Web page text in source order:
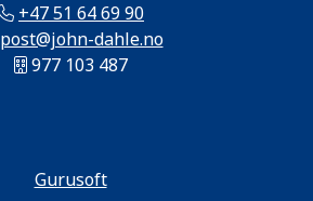
+47 51 64 69 90
post@john-dahle.no
977 103 487
Gurusoft